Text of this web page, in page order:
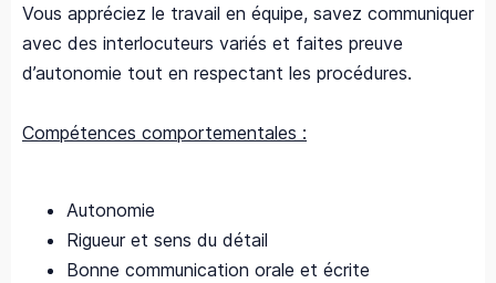
Vous appréciez le travail en équipe, savez communiquer
avec des interlocuteurs variés et faites preuve
d’autonomie tout en respectant les procédures.
Compétences comportementales :
Autonomie
Rigueur et sens du détail
Bonne communication orale et écrite